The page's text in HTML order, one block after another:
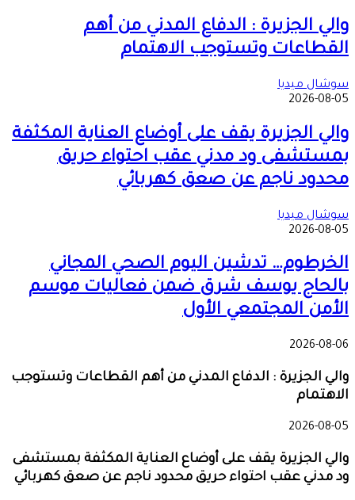
والي الجزيرة : الدفاع المدني من أهم
القطاعات وتستوجب الاهتمام
سوشال ميديا
2026-08-05
والي الجزيرة يقف على أوضاع العناية المكثفة
بمستشفى ود مدني عقب احتواء حريق
محدود ناجم عن صعق كهربائي
سوشال ميديا
2026-08-05
الخرطوم… تدشين اليوم الصحي المجاني
بالحاج يوسف شرق ضمن فعاليات موسم
الأمن المجتمعي الأول
2026-08-06
والي الجزيرة : الدفاع المدني من أهم القطاعات وتستوجب
الاهتمام
2026-08-05
والي الجزيرة يقف على أوضاع العناية المكثفة بمستشفى
ود مدني عقب احتواء حريق محدود ناجم عن صعق كهربائي